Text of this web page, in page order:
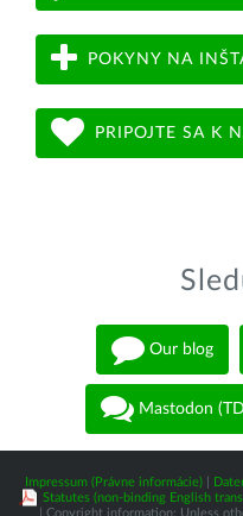
POKYNY NA
PRIPOJTE SA K
Our blog
Mastodon
Impressum (Právne informácie)|
Statutes (non-binding English
| Copyright information: Unless